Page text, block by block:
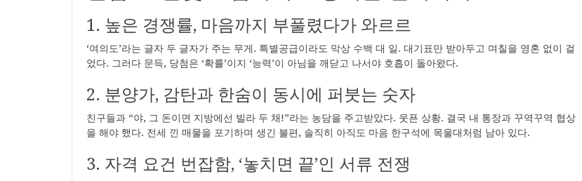
1. 높은 경쟁률, 마음까지 부풀렸다가 와르르
‘여의도’라는 글자 두 글자가 주는 무게. 특별공급이라도 막상 수백 대 일. 대기표만 받아두고 며칠을 영혼 없이 걸
었다. 그러다 문득, 당첨은 ‘확률’이지 ‘능력’이 아님을 깨닫고 나서야 호흡이 돌아왔다.
2. 분양가, 감탄과 한숨이 동시에 퍼붓는 숫자
친구들과 “야, 그 돈이면 지방에선 빌라 두 채!”라는 농담을 주고받았다. 웃픈 상황. 결국 내 통장과 꾸역꾸역 협상
을 해야 했다. 전세 낀 매물을 포기하며 생긴 불편, 솔직히 아직도 마음 한구석에 목울대처럼 남아 있다.
3. 자격 요건 번잡함, ‘놓치면 끝’인 서류 전쟁